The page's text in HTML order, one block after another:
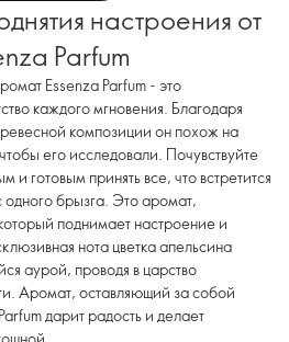
настроения от
Parfum
Essenza Parfum - это
каждого мгновения. Благодаря
композиции он похож на
его исследовали. Почувствуйте
готовым принять все, что встретится
одного брызга. Это аромат,
поднимает настроение и
нота цветка апельсина
аурой, проводя в царство
Аромат, оставляющий за собой
дарит радость и делает